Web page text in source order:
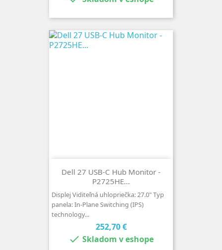
Dell 27 USB-C Hub Monitor -
P2725HE...
Displej Viditeľná uhlopriečka: 27.0" Typ
panela: In-Plane Switching (IPS)
technology...
Cena
252,70 €
 Skladom v eshope